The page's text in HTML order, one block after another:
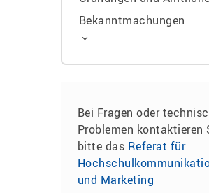
Bekanntmachungen
Bei Fragen oder
Problemen kontaktieren
bitte das Referat für
und Marketing